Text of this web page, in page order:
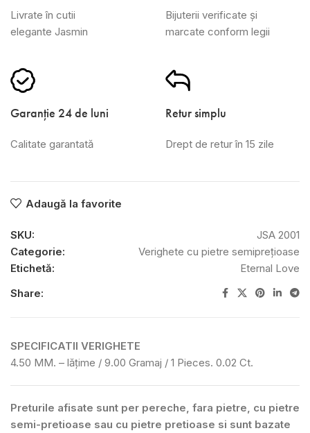
Livrate în cutii
elegante Jasmin
Bijuterii verificate și
marcate conform legii
Garanție 24 de luni
Calitate garantată
Retur simplu
Drept de retur în 15 zile
Adaugă la favorite
SKU:
JSA 2001
Categorie:
Verighete cu pietre semiprețioase
Etichetă:
Eternal Love
Share:
SPECIFICATII VERIGHETE
4.50 MM. – lățime / 9.00 Gramaj / 1 Pieces. 0.02 Ct.
Preturile afisate sunt per pereche, fara pietre, cu pietre
semi-pretioase sau cu pietre pretioase si sunt bazate